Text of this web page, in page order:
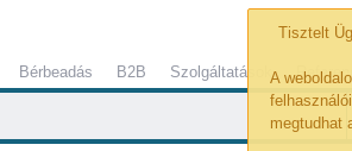
Tisztelt
A
megtudhat
Bérbeadás B2B Szolgáltatások